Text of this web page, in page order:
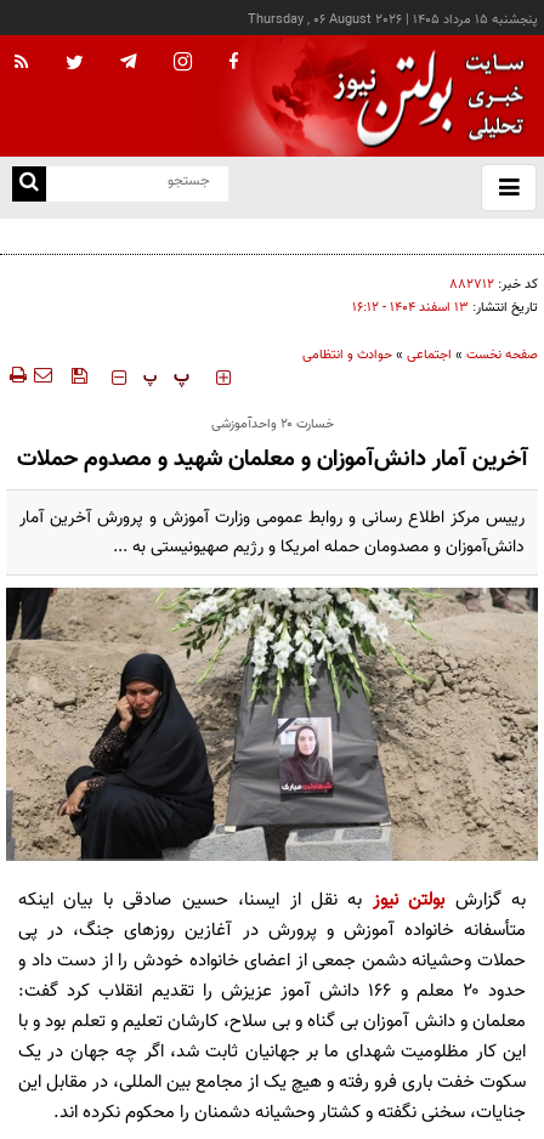
پنجشنبه ۱۵ مرداد ۱۴۰۵ |
Thursday , 06 August 2026
باز
و
کد خبر: ۸۸۲۷۱۲
تاریخ انتشار: ۱۳ اسفند ۱۴۰۴ - ۱۶:۱۲
صفحه نخست » اجتماعی »حوادث و انتظامی
‍‍‍ پ پ
خسارت ۲۰ واحدآموزشی
آخرین آمار دانش‌آموزان و معلمان شهید و مصدوم حملات
رییس مرکز اطلاع رسانی و روابط عمومی وزارت آموزش و پرورش آخرین آمار
دانش‌آموزان و مصدومان حمله امریکا و رژیم صهیونیستی به ...
به گزارشبولتن نیوز به نقل از ایسنا، حسین صادقی با بیان اینکه
متأسفانه خانواده آموزش و پرورش در آغازین روزهای جنگ، در پی
حملات وحشیانه دشمن جمعی از اعضای خانواده خودش را از دست داد و
حدود ۲۰ معلم و ۱۶۶ دانش آموز عزیزش را تقدیم انقلاب کرد گفت:
معلمان و دانش آموزان بی گناه و بی سلاح، کارشان تعلیم و تعلم بود و با
این کار مظلومیت شهدای ما بر جهانیان ثابت شد، اگر چه جهان در یک
سکوت خفت باری فرو رفته و هیچ یک از مجامع بین المللی، در مقابل این
جنایات، سخنی نگفته و کشتار وحشیانه دشمنان را محکوم نکرده اند.